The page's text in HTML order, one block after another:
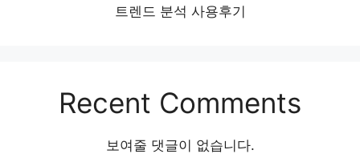
트렌드 분석 사용후기
Recent Comments
보여줄 댓글이 없습니다.